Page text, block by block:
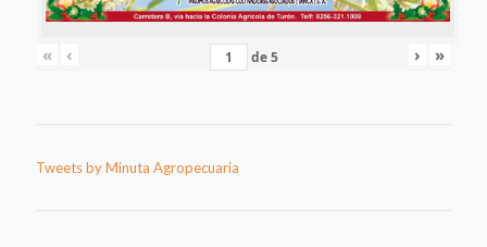
« ‹ de5 › »
Tweets by Minuta Agropecuaria